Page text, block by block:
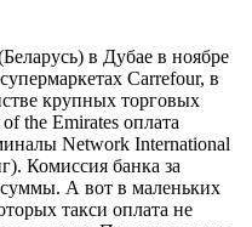
в Дубае в ноябре
Carrefour, в
крупных торговых
the Emirates оплата
Network International
Комиссия банка за
А вот в маленьких
такси оплата не